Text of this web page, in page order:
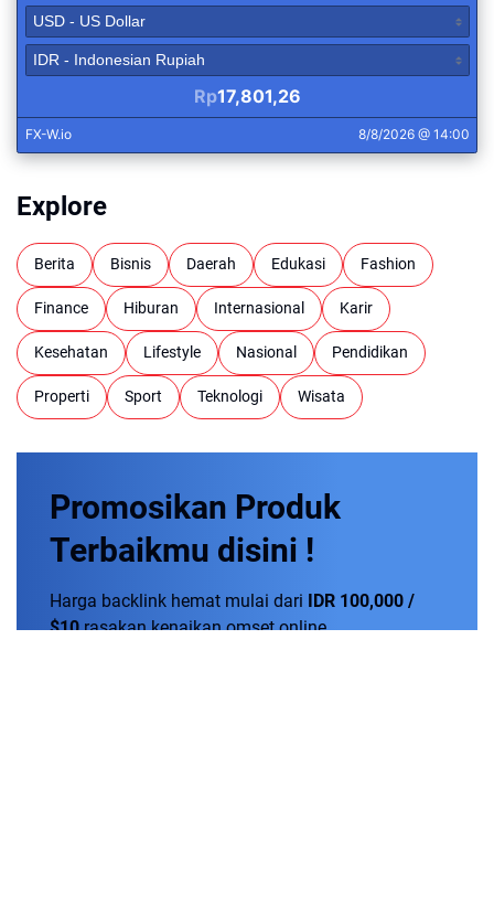
Explore
Berita Bisnis Daerah Edukasi Fashion
Finance Hiburan Internasional Karir
Kesehatan Lifestyle Nasional Pendidikan
Properti Sport Teknologi Wisata
Promosikan Produk
Terbaikmu disini !
Harga backlink hemat mulai dari IDR 100,000 /
$10rasakan kenaikan omset online.